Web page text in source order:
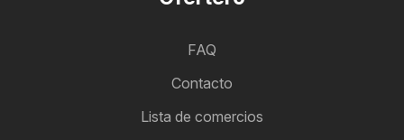
FAQ
Contacto
Lista de comercios